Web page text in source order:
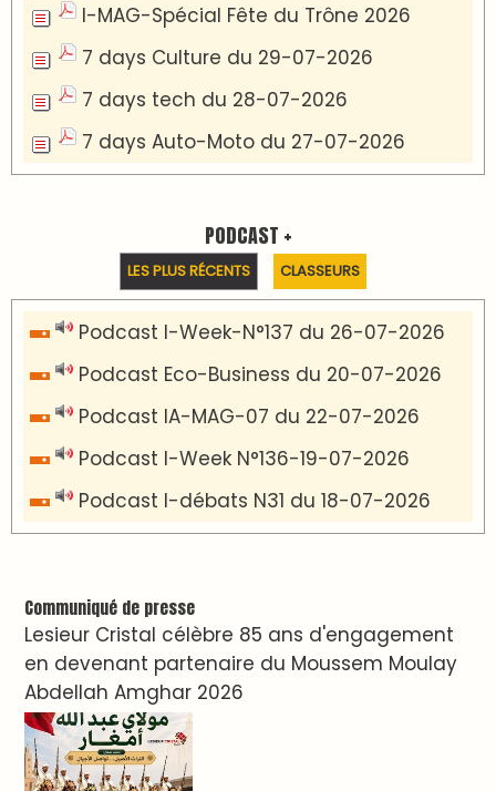
I-MAG-Spécial Fête du Trône 2026
7 days Culture du 29-07-2026
7 days tech du 28-07-2026
7 days Auto-Moto du 27-07-2026
PODCAST +
LES PLUS RÉCENTS CLASSEURS
Podcast I-Week-N°137 du 26-07-2026
Podcast Eco-Business du 20-07-2026
Podcast IA-MAG-07 du 22-07-2026
Podcast I-Week N°136-19-07-2026
Podcast I-débats N31 du 18-07-2026
Communiqué de presse
Lesieur Cristal célèbre 85 ans d'engagement
en devenant partenaire du Moussem Moulay
Abdellah Amghar 2026